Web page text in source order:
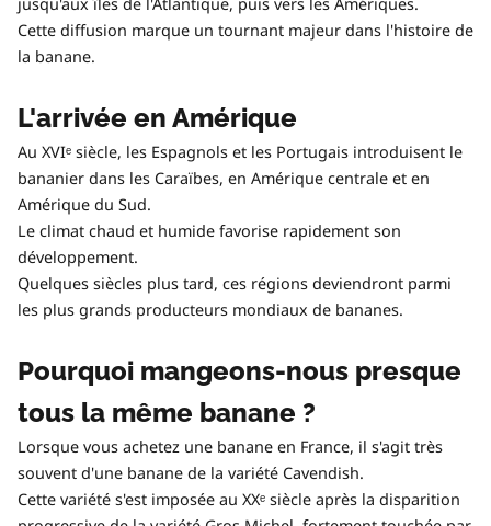
Cette diffusion marque un tournant majeur dans l'histoire de
la banane.
L'arrivée en Amérique
Au XVIᵉ siècle, les Espagnols et les Portugais introduisent le
bananier dans les Caraïbes, en Amérique centrale et en
Amérique du Sud.
Le climat chaud et humide favorise rapidement son
développement.
Quelques siècles plus tard, ces régions deviendront parmi
les plus grands producteurs mondiaux de bananes.
Pourquoi mangeons-nous presque
tous la même banane ?
Lorsque vous achetez une banane en France, il s'agit très
souvent d'une banane de la variété Cavendish.
Cette variété s'est imposée au XXᵉ siècle après la disparition